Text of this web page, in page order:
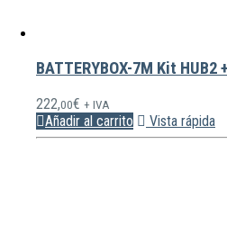
BATTERYBOX-7M Kit
222,00€ + IVA
Añadir al carrito Vista rápida